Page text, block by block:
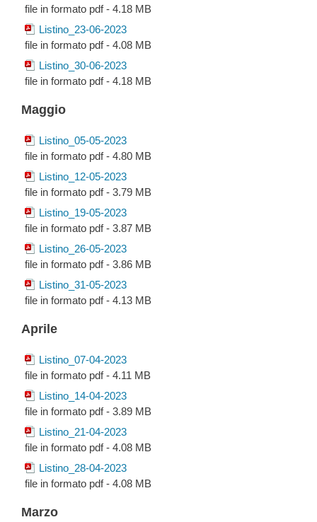
file in formato pdf - 4.18 MB
Listino_23-06-2023
file in formato pdf - 4.08 MB
Listino_30-06-2023
file in formato pdf - 4.18 MB
Maggio
Listino_05-05-2023
file in formato pdf - 4.80 MB
Listino_12-05-2023
file in formato pdf - 3.79 MB
Listino_19-05-2023
file in formato pdf - 3.87 MB
Listino_26-05-2023
file in formato pdf - 3.86 MB
Listino_31-05-2023
file in formato pdf - 4.13 MB
Aprile
Listino_07-04-2023
file in formato pdf - 4.11 MB
Listino_14-04-2023
file in formato pdf - 3.89 MB
Listino_21-04-2023
file in formato pdf - 4.08 MB
Listino_28-04-2023
file in formato pdf - 4.08 MB
Marzo